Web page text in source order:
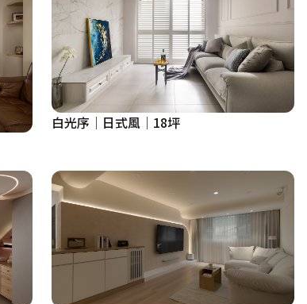
白光序│日式風│18坪